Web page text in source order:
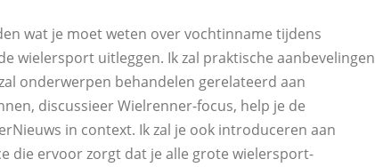
wat je moet weten over vochtinname tijdens
wielersport uitleggen. Ik zal praktische aanbevelingen
onderwerpen behandelen gerelateerd aan
discussieer Wielrenner-focus, help je de
in context. Ik zal je ook introduceren aan
die ervoor zorgt dat je alle grote wielersport-